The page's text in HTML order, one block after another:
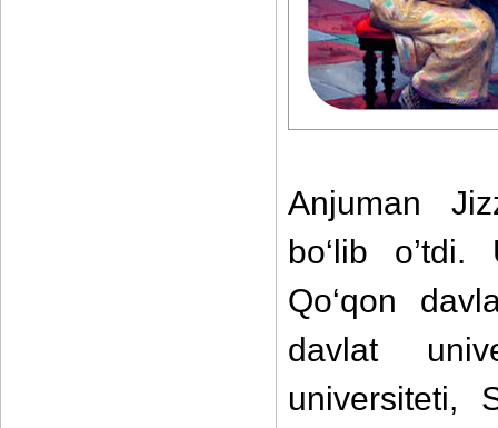
Anjuman
bo‘lib
Qo‘qon
davlat
universiteti,